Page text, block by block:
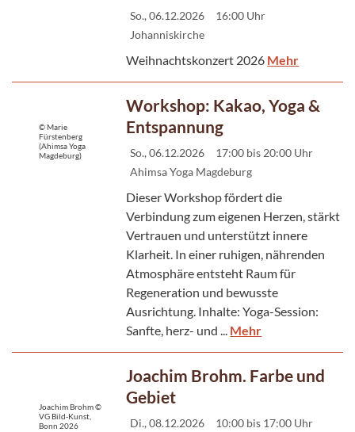
So., 06.12.2026
16:00 Uhr
Johanniskirche
Weihnachtskonzert 2026 Mehr
Workshop: Kakao, Yoga &
Entspannung
So., 06.12.2026
17:00 bis 20:00 Uhr
Ahimsa Yoga Magdeburg
Dieser Workshop fördert die
Verbindung zum eigenen Herzen, stärkt
Vertrauen und unterstützt innere
Klarheit. In einer ruhigen, nährenden
Atmosphäre entsteht Raum für
Regeneration und bewusste
Ausrichtung. Inhalte: Yoga-Session:
Sanfte, herz- und ... Mehr
© Marie
Fürstenberg
(Ahimsa Yoga
Magdeburg)
Joachim Brohm. Farbe und
Gebiet
Di., 08.12.2026
10:00 bis 17:00 Uhr
Joachim Brohm ©
VG Bild-Kunst,
Bonn 2026